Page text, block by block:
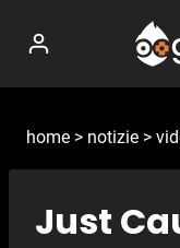
contenuto
home > notizie >
Just